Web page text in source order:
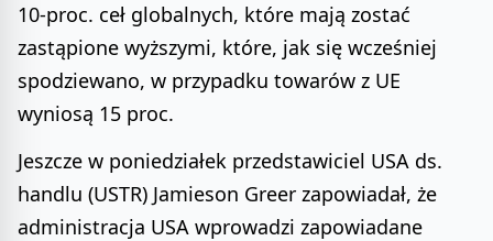
10-proc. ceł globalnych, które mają zostać
zastąpione wyższymi, które, jak się wcześniej
spodziewano, w przypadku towarów z UE
wyniosą 15 proc.
Jeszcze w poniedziałek przedstawiciel USA ds.
handlu (USTR) Jamieson Greer zapowiadał, że
administracja USA wprowadzi zapowiadane